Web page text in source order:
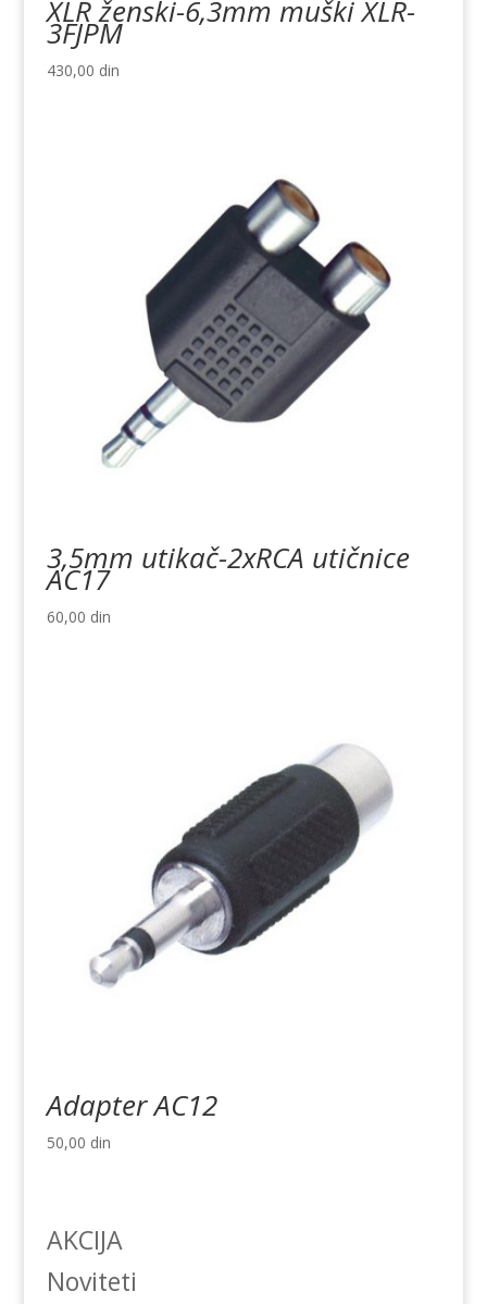
XLR ženski-6,3mm muški XLR-
3FJPM
430,00 din
3,5mm utikač-2xRCA utičnice
AC17
60,00 din
Adapter AC12
50,00 din
AKCIJA
Noviteti